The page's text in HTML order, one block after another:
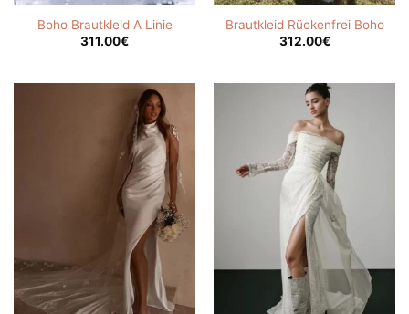
Boho Brautkleid A Linie
311.00€
Brautkleid Rückenfrei Boho
312.00€